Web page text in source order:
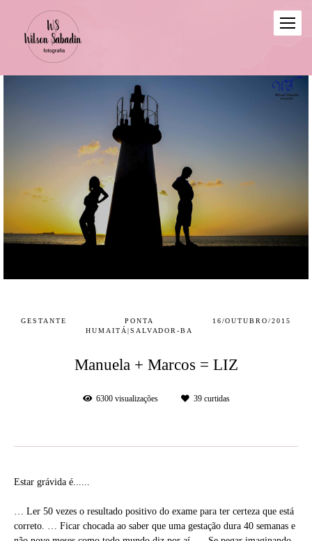
GESTANTE
PONTA
HUMAITÁ|SALVADOR-BA
16/OUTUBRO/2015
Manuela + Marcos = LIZ
6300visualizações 39curtidas
Estar grávida é......
… Ler 50 vezes o resultado positivo do exame para ter certeza que está
correto. … Ficar chocada ao saber que uma gestação dura 40 semanas e